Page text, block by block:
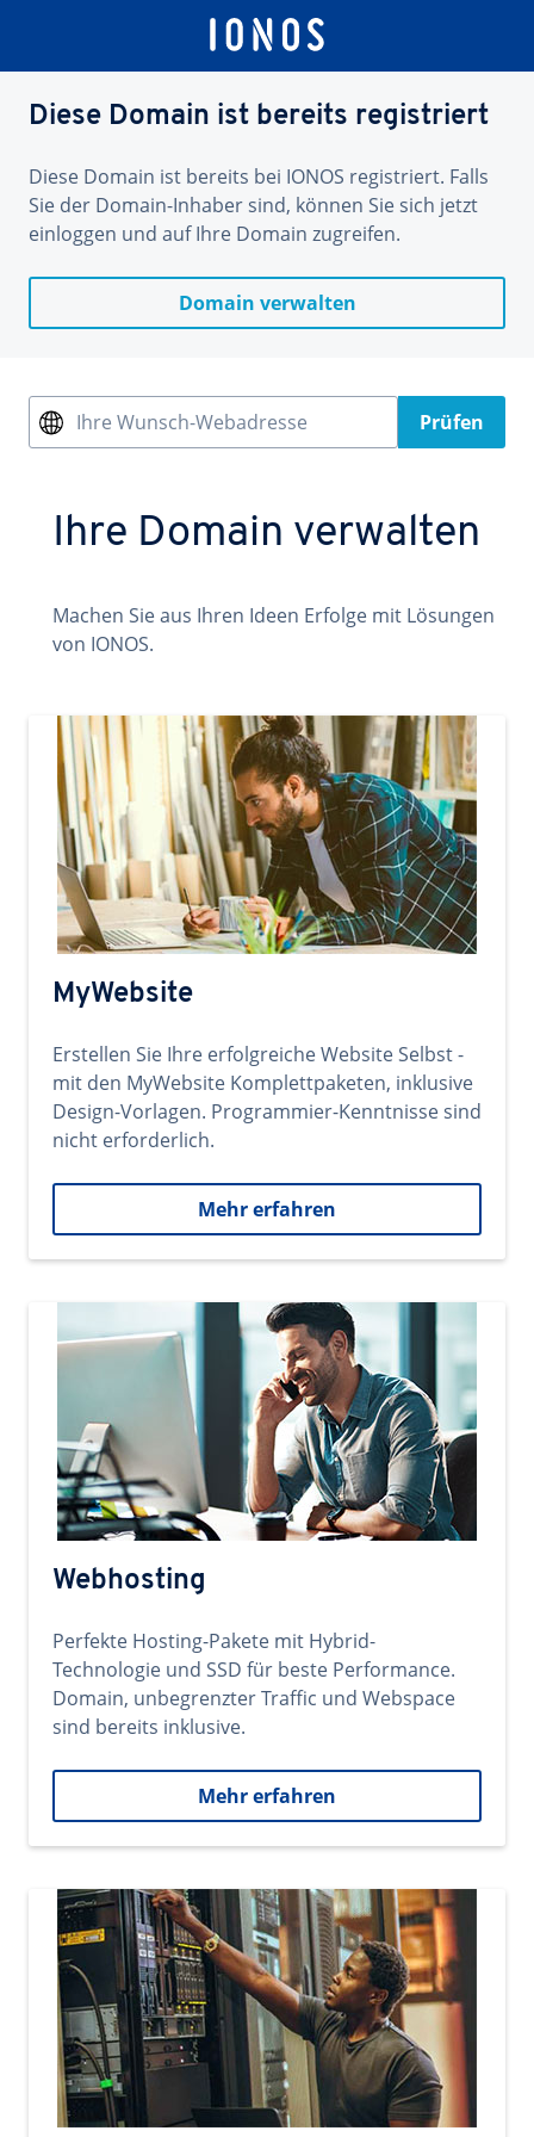
Diese Domain ist bereits registriert
Diese Domain ist bereits bei IONOS registriert. Falls
Sie der Domain-Inhaber sind, können Sie sich jetzt
einloggen und auf Ihre Domain zugreifen.
Domain verwalten
Ihre Wunsch-Webadresse Prüfen
Ihre Domain verwalten
Machen Sie aus Ihren Ideen Erfolge mit Lösungen
von IONOS.
MyWebsite
Erstellen Sie Ihre erfolgreiche Website Selbst -
mit den MyWebsite Komplettpaketen, inklusive
Design-Vorlagen. Programmier-Kenntnisse sind
nicht erforderlich.
Mehr erfahren
Webhosting
Perfekte Hosting-Pakete mit Hybrid-
Technologie und SSD für beste Performance.
Domain, unbegrenzter Traffic und Webspace
sind bereits inklusive.
Mehr erfahren